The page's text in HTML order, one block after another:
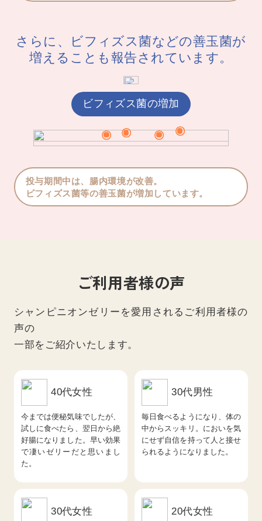
さらに、ビフィズス菌などの善玉菌が
増えることも報告されています。
ビフィズス菌の増加
投与期間中は、腸内環境が改善。
ビフィズス菌等の善玉菌が増加しています。
ご利用者様の声
シャンピニオンゼリーを愛用されるご利用者様の
声の
一部をご紹介いたします。
40代女性
今までは便秘気味でしたが、
試しに食べたら、翌日から絶
好腸になりました。早い効果
で凄いゼリーだと思いまし
た。
30代男性
毎日食べるようになり、体の
中からスッキリ。においを気
にせず自信を持って人と接せ
られるようになりました。
30代女性 20代女性